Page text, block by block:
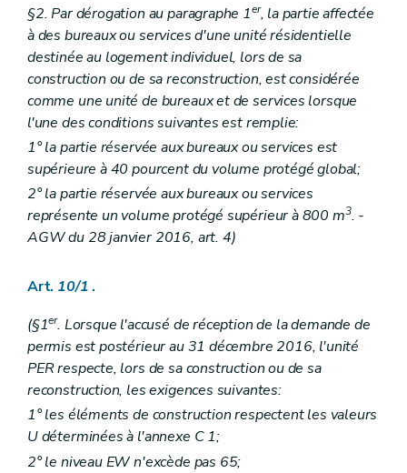
§2. Par dérogation au paragraphe 1er, la partie affectée
à des bureaux ou services d'une unité résidentielle
destinée au logement individuel, lors de sa
construction ou de sa reconstruction, est considérée
comme une unité de bureaux et de services lorsque
l'une des conditions suivantes est remplie:
1° la partie réservée aux bureaux ou services est
supérieure à 40 pourcent du volume protégé global;
2° la partie réservée aux bureaux ou services
représente un volume protégé supérieur à 800 m3. -
AGW du 28 janvier 2016, art. 4)
Art. 10/1 .
(§1er. Lorsque l'accusé de réception de la demande de
permis est postérieur au 31 décembre 2016, l'unité
PER respecte, lors de sa construction ou de sa
reconstruction, les exigences suivantes:
1° les éléments de construction respectent les valeurs
U déterminées à l'annexe C 1;
2° le niveau EW n'excède pas 65;